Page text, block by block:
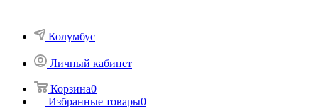
Колумбус
Личный кабинет
Корзина0
Избранные товары0